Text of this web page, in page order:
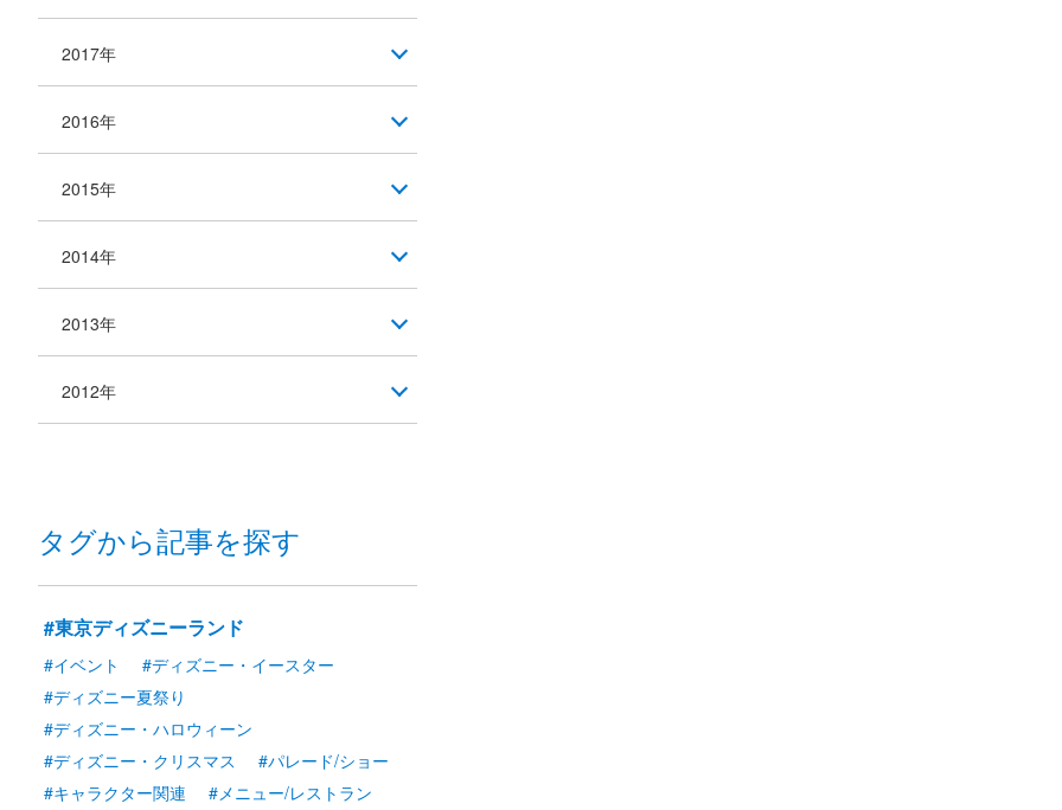
2017年
2016年
2015年
2014年
2013年
2012年
タグから記事を探す
#東京ディズニーランド
#イベント
#ディズニー・イースター
#ディズニー夏祭り
#ディズニー・ハロウィーン
#ディズニー・クリスマス
#パレード/ショー
#キャラクター関連
#メニュー/レストラン